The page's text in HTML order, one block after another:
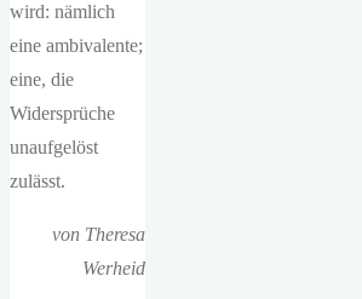
wird: nämlich
eine ambivalente;
eine, die
Widersprüche
unaufgelöst
zulässt.
von Theresa
Werheid